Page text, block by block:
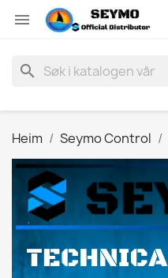

search
Heim Seymo Control